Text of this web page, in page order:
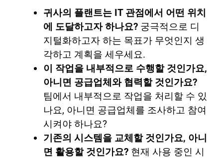
귀사의 플랜트는 IT 관점에서 어떤 위치
에 도달하고자 하나요? 궁극적으로 디
지털화하고자 하는 목표가 무엇인지 생
각하고 계획을 세우세요.
이 작업을 내부적으로 수행할 것인가요,
아니면 공급업체와 협력할 것인가요?
팀에서 내부적으로 작업을 처리할 수 있
나요, 아니면 공급업체를 조사하고 참여
시켜야 하나요?
기존의 시스템을 교체할 것인가요, 아니
면 활용할 것인가요? 현재 사용 중인 시